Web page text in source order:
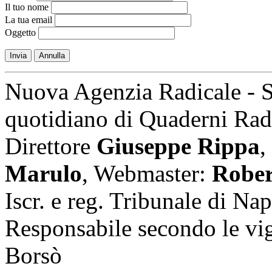
Il tuo nome
La tua email
Oggetto
Invia Annulla
Nuova Agenzia Radicale -
quotidiano di Quaderni
Direttore Giuseppe Rippa,
Marulo, Webmaster:
Iscr. e reg. Tribunale di
Responsabile secondo le
Borsò